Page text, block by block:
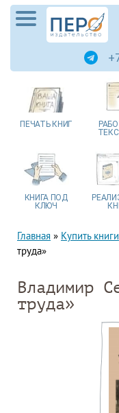
ПЕЧАТЬ КНИГ
КНИГА ПОД
КЛЮЧ
Главная » Купить книги
труда»
Владимир
труда»